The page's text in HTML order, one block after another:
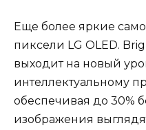
Еще более яркие
пиксели LG OLED.
выходит на новый
интеллектуальному
обеспечивая до 30%
изображения